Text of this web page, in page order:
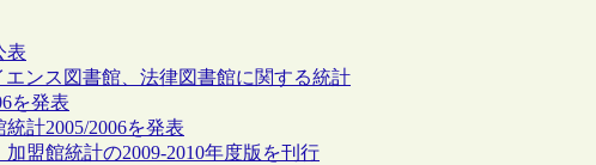
表
ンス図書館、法律図書館に関する統計
を発表
計2005/2006を発表
盟館統計の2009-2010年度版を刊行